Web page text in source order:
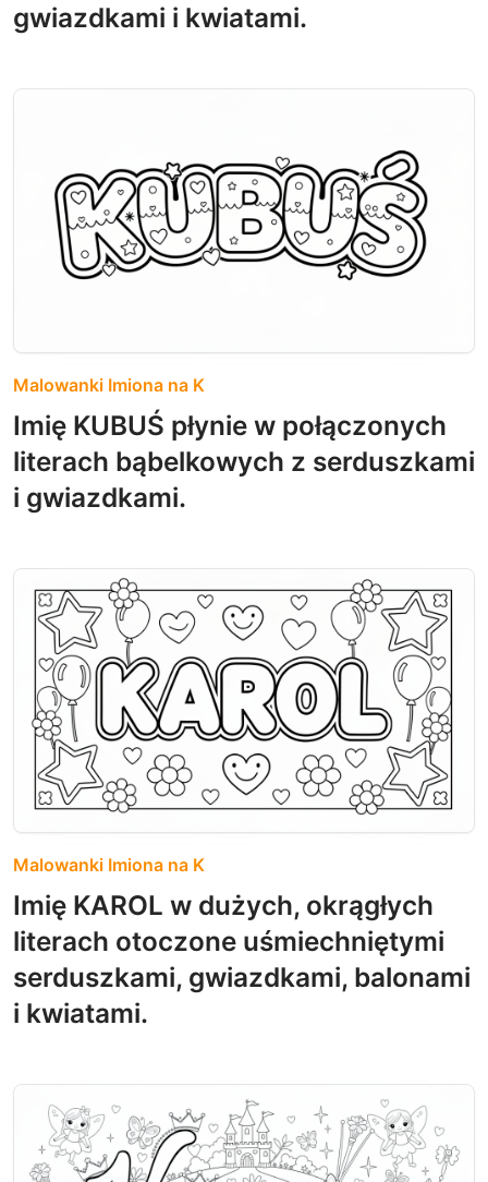
gwiazdkami i kwiatami.
Malowanki Imiona na K
Imię KUBUŚ płynie w połączonych
literach bąbelkowych z serduszkami
i gwiazdkami.
Malowanki Imiona na K
Imię KAROL w dużych, okrągłych
literach otoczone uśmiechniętymi
serduszkami, gwiazdkami, balonami
i kwiatami.